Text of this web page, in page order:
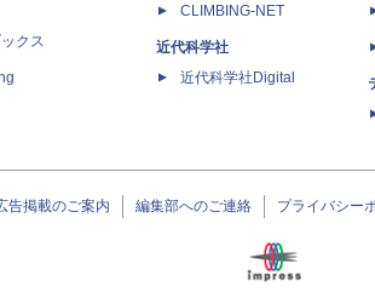
クス
CLIMBING-NET
近代科学社
近代科学社Digital
告掲載のご案内 編集部へのご連絡 プライバシー